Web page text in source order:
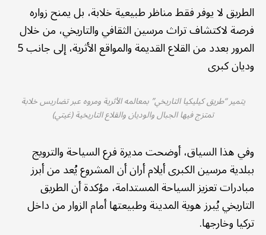
الطريق لا يوفر فقط مناظر طبيعية خلابة، بل يمنح زواره
فرصة لاكتشاف تراث مرسين الثقافي والتاريخي، من خلال
المرور بعدد من القلاع القديمة والمواقع الأثرية، إلى جانب 5
وديان كبرى
يتمير “طريق كيليكيا التاريخي” بمعالمه الأثرية ومروه عبر تضاريس خلابة
تمتزج فيها الجبال والوديان والقلاع التاريخية (غيتي)
وفي هذا السياق، أوضحت مديرة فرع السياحة والترويج
ببلدية مرسين الكبرى أيلام أران أن المشروع يُعد من أبرز
مبادرات تعزيز السياحة المستدامة، مؤكدة أن الطريق
التاريخي يُبرز هوية المدينة وطبيعتها أمام الزوار من داخل
تركيا وخارجها.